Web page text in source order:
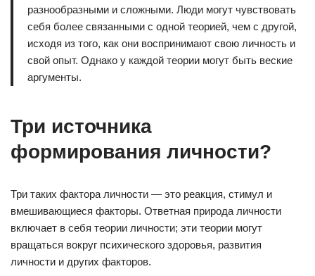
разнообразными и сложными. Люди могут чувствовать
себя более связанными с одной теорией, чем с другой,
исходя из того, как они воспринимают свою личность и
свой опыт. Однако у каждой теории могут быть веские
аргументы.
Три источника
формирования личности?
Три таких фактора личности — это реакция, стимул и
вмешивающиеся факторы. Ответная природа личности
включает в себя теории личности; эти теории могут
вращаться вокруг психического здоровья, развития
личности и других факторов.